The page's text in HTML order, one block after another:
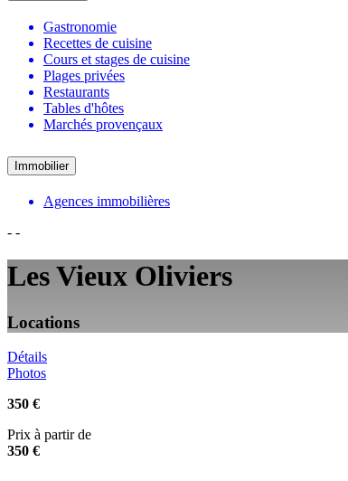
Gastronomie
Recettes de cuisine
Cours et stages de cuisine
Plages privées
Restaurants
Tables d'hôtes
Marchés provençaux
Immobilier
Agences immobilières
- -
Les Vieux Oliviers
Locations
Détails
Photos
350 €
Prix à partir de
350 €